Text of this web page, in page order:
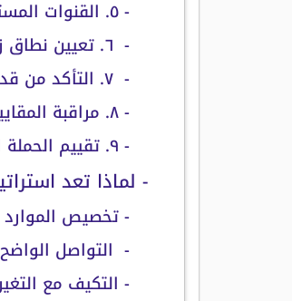
- ٥. القنوات المستخدمة في إدارة الحملة من خلالها
- ٦. تعيين نطاق زمني للحملة
- ٧. التأكد من قدرة الحملة على قيادة المستخدمين للإجراء المطلوب
- ٨. مراقبة المقاييس السليمة
- ٩. تقييم الحملة التسويقية
- لماذا تعد
- تخصيص الموارد
- التواصل الواضح
- التكيف مع